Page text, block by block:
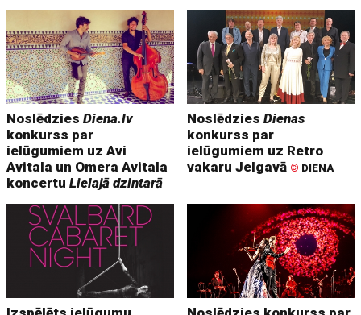
NoslēdziesDiena.lv
konkurss par
ielūgumiem uz Avi
Avitala un Omera Avitala
koncertuLielajā dzintarā
NoslēdziesDienas
konkurss par
ielūgumiem uz Retro
vakaru Jelgavā © DIENA